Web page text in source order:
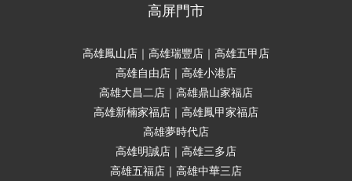
高屏門市
高雄鳳山店｜高雄瑞豐店｜高雄五甲店
高雄自由店｜高雄小港店
高雄大昌二店｜高雄鼎山家福店
高雄新楠家福店｜高雄鳳甲家福店
高雄夢時代店
高雄明誠店｜高雄三多店
高雄五福店｜高雄中華三店